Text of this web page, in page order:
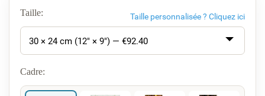
Taille: Taille personnalisée ? Cliquez ici
30 × 24 cm (12" × 9") — €92.40
Cadre: